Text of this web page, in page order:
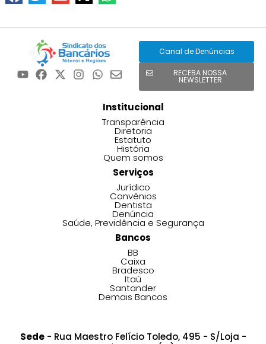
Canal de Denúncias
RECEBA NOSSA
NEWSLETTER
Institucional
Transparência
Diretoria
Estatuto
História
Quem somos
Serviços
Jurídico
Convênios
Dentista
Denúncia
Saúde, Previdência e Segurança
Bancos
BB
Caixa
Bradesco
Itaú
Santander
Demais Bancos
Sede- Rua Maestro Felício Toledo, 495 - S/Loja -